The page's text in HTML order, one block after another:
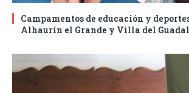
Campamentos de educación y
Alhaurín el Grande y Villa del